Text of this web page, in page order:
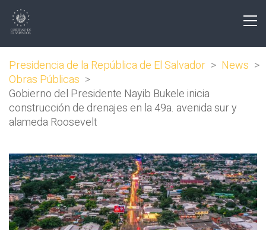
Presidencia de la República de El Salvador > News >
Obras Públicas >
Gobierno del Presidente Nayib Bukele inicia
construcción de drenajes en la 49a. avenida sur y
alameda Roosevelt